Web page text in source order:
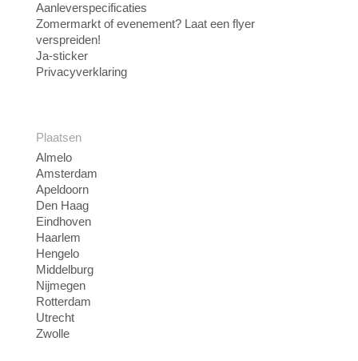
Aanleverspecificaties
Zomermarkt of evenement? Laat een flyer
verspreiden!
Ja-sticker
Privacyverklaring
Plaatsen
Almelo
Amsterdam
Apeldoorn
Den Haag
Eindhoven
Haarlem
Hengelo
Middelburg
Nijmegen
Rotterdam
Utrecht
Zwolle